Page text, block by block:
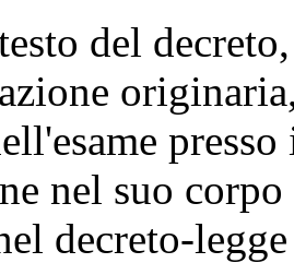
decreto, già
nel suo
decreto-